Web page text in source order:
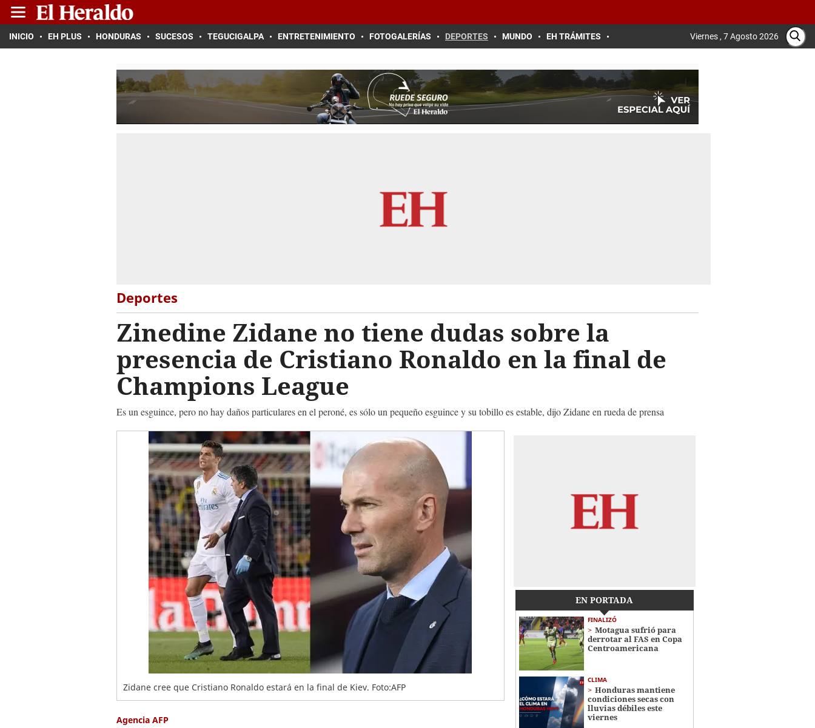
INICIO EH PLUS HONDURAS SUCESOS TEGUCIGALPA ENTRETENIMIENTO FOTOGALERÍAS DEPORTES MUNDO EH TRÁMITES Viernes , 7 Agosto 2026
Deportes
Zinedine Zidane no tiene dudas sobre la
presencia de Cristiano Ronaldo en la final de
Champions League
Es un esguince, pero no hay daños particulares en el peroné, es sólo un pequeño esguince y su tobillo es estable, dijo Zidane en rueda de prensa
Zidane cree que Cristiano Ronaldo estará en la final de Kiev. Foto:AFP
Agencia AFP
EN PORTADA
FINALIZÓ
Motagua sufrió para
derrotar al FAS en Copa
Centroamericana
CLIMA
Honduras mantiene
condiciones secas con
lluvias débiles este
viernes